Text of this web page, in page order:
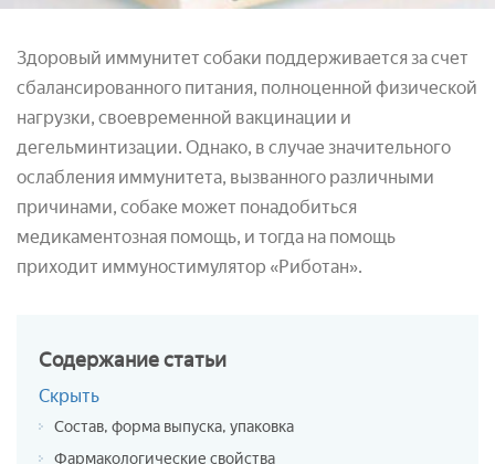
Здоровый иммунитет собаки поддерживается за счет
сбалансированного питания, полноценной физической
нагрузки, своевременной вакцинации и
дегельминтизации. Однако, в случае значительного
ослабления иммунитета, вызванного различными
причинами, собаке может понадобиться
медикаментозная помощь, и тогда на помощь
приходит иммуностимулятор «Риботан».
Содержаниестатьи
Скрыть
Состав, форма выпуска, упаковка
Фармакологические свойства